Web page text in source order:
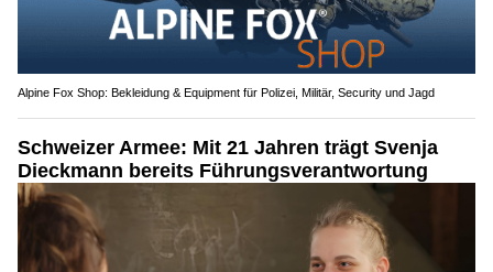
Alpine Fox Shop: Bekleidung & Equipment für Polizei, Militär, Security und Jagd
Schweizer Armee: Mit 21 Jahren trägt Svenja
Dieckmann bereits Führungsverantwortung